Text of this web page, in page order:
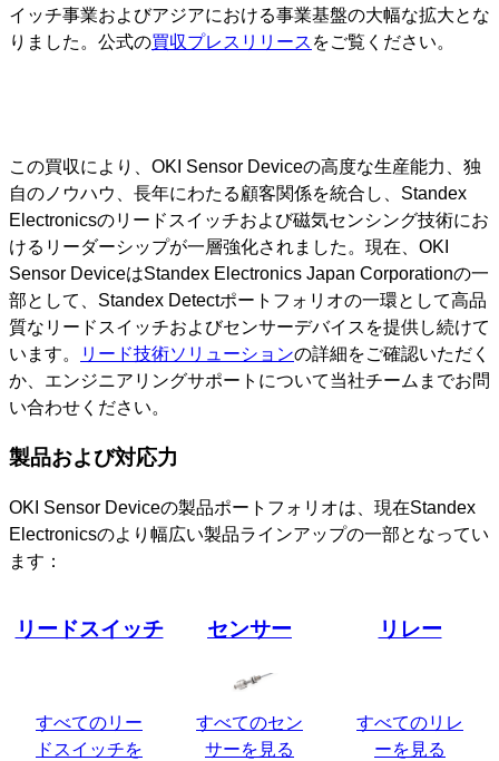
イッチ事業およびアジアにおける事業基盤の大幅な拡大とな
りました。公式の買収プレスリリース をご覧ください。
この買収により、OKI Sensor Deviceの高度な生産能力、独
自のノウハウ、長年にわたる顧客関係を統合し、Standex
Electronicsのリードスイッチおよび磁気センシング技術にお
けるリーダーシップが一層強化されました。現在、OKI
Sensor DeviceはStandex Electronics Japan Corporationの一
部として、Standex Detectポートフォリオの一環として高品
質なリードスイッチおよびセンサーデバイスを提供し続けて
います。
リード技術ソリューションの詳細をご確認いただく
か、エンジニアリングサポートについて当社チームまでお問
い合わせください。
製品および対応力
OKI Sensor Deviceの製品ポートフォリオは、現在Standex
Electronicsのより幅広い製品ラインアップの一部となってい
ます：
リードスイッチ
すべてのリー
ドスイッチを
センサー
すべてのセン
サーを見る
リレー
すべてのリレ
ーを見る